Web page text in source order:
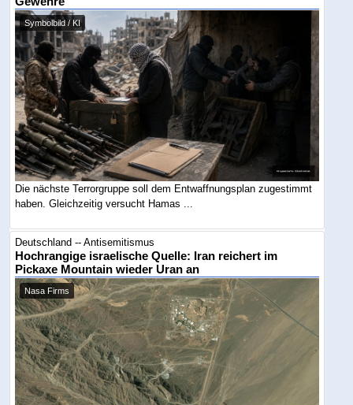
Symbolbild / KI
Die nächste Terrorgruppe soll dem Entwaffnungsplan zugestimmt
haben. Gleichzeitig versucht Hamas ...
Deutschland -- Antisemitismus
Hochrangige israelische Quelle: Iran reichert im
Pickaxe Mountain wieder Uran an
Nasa Firms